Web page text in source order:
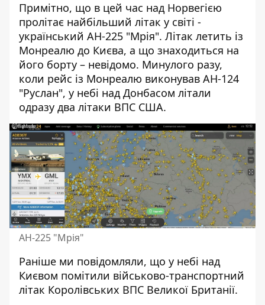
Примітно, що в цей час над Норвегією
пролітає найбільший літак у світі -
український АН-225 "Мрія". Літак летить із
Монреалю до Києва, а що знаходиться на
його борту – невідомо. Минулого разу,
коли рейс із Монреалю виконував АН-124
"Руслан", у небі над Донбасом літали
одразу два літаки ВПС США.
АН-225 "Мрія"
Раніше ми повідомляли, що у небі над
Києвом помітили військово-транспортний
літак Королівських ВПС Великої Британії.